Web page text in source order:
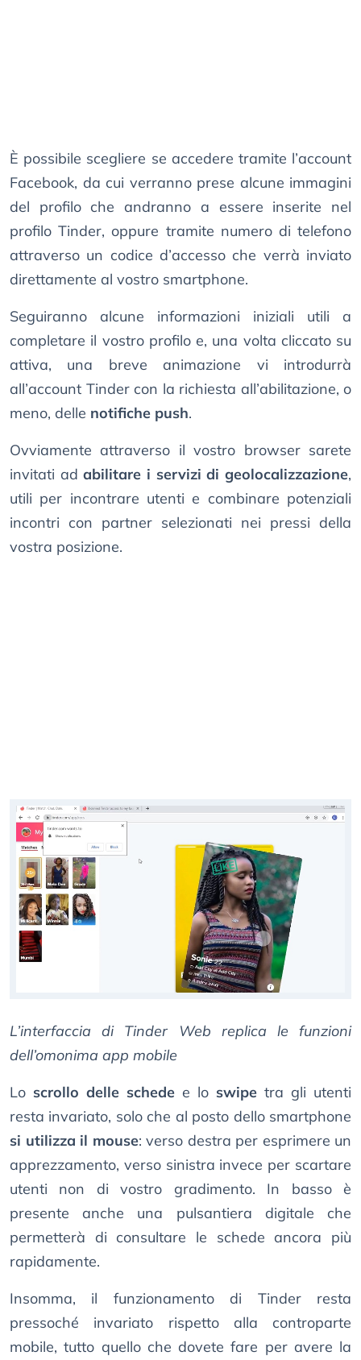
È possibile scegliere se accedere tramite l’account
Facebook, da cui verranno prese alcune immagini
del profilo che andranno a essere inserite nel
profilo Tinder, oppure tramite numero di telefono
attraverso un codice d’accesso che verrà inviato
direttamente al vostro smartphone.
Seguiranno alcune informazioni iniziali utili a
completare il vostro profilo e, una volta cliccato su
attiva, una breve animazione vi introdurrà
all’account Tinder con la richiesta all’abilitazione, o
meno, delle notifiche push.
Ovviamente attraverso il vostro browser sarete
invitati adabilitare i servizi di geolocalizzazione,
utili per incontrare utenti e combinare potenziali
incontri con partner selezionati nei pressi della
vostra posizione.
L’interfaccia di Tinder Web replica le funzioni
dell’omonima app mobile
Lo scrollo delle schede e lo swipe tra gli utenti
resta invariato, solo che al posto dello smartphone
si utilizza il mouse: verso destra per esprimere un
apprezzamento, verso sinistra invece per scartare
utenti non di vostro gradimento. In basso è
presente anche una pulsantiera digitale che
permetterà di consultare le schede ancora più
rapidamente.
Insomma, il funzionamento di Tinder resta
pressoché invariato rispetto alla controparte
mobile, tutto quello che dovete fare per avere la